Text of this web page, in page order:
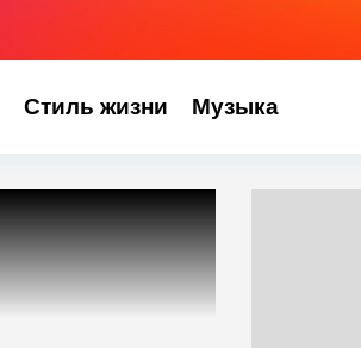
Стиль жизни Музыка